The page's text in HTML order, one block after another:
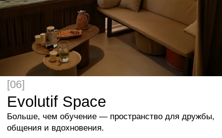
ЗАЛ «ВОЗДУХ»
Самый просторный зал центра. Он идеально
подходит для торжественных мероприятий,
презентаций, мастер-классов и телесных практик.
Здесь легко разместить группу участников и создать
атмосферу для совместной работы и обучения.